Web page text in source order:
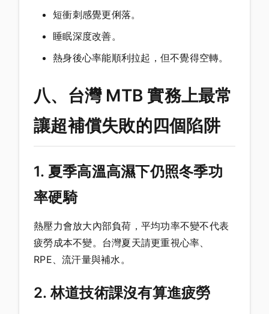
短衝刺感覺更俐落。
睡眠深度改善。
熱身後心率能順利拉起，但不覺得空轉。
八、台灣 MTB 實務上最常
讓超補償失敗的四個陷阱
1. 夏季高溫高濕下仍照冬季功
率硬騎
熱壓力會放大內部負荷，平均功率不變不代表
疲勞成本不變。台灣夏天請更重視心率、
RPE、流汗量與補水。
2. 林道技術課沒有算進疲勞